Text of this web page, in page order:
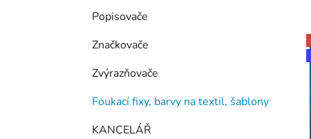
Popisovače
Značkovače
Zvýrazňovače
Foukací fixy, barvy na textil, šablony
KANCELÁŘ